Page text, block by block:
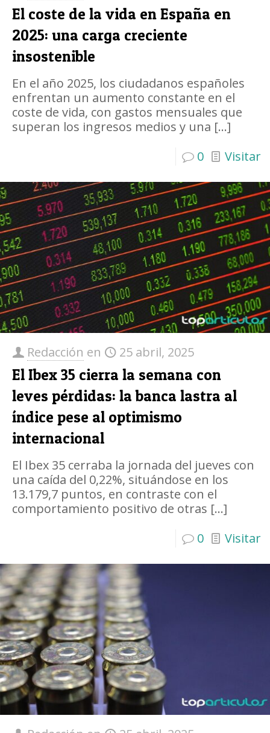
​El coste de la vida en España en
2025: una carga creciente
insostenible​
En el año 2025, los ciudadanos españoles
enfrentan un aumento constante en el
coste de vida, con gastos mensuales que
superan los ingresos medios y una […]
0
Visitar
Redacción en 25 abril, 2025
​El Ibex 35 cierra la semana con
leves pérdidas: la banca lastra al
índice pese al optimismo
internacional​
El Ibex 35 cerraba la jornada del jueves con
una caída del 0,22%, situándose en los
13.179,7 puntos, en contraste con el
comportamiento positivo de otras […]
0
Visitar